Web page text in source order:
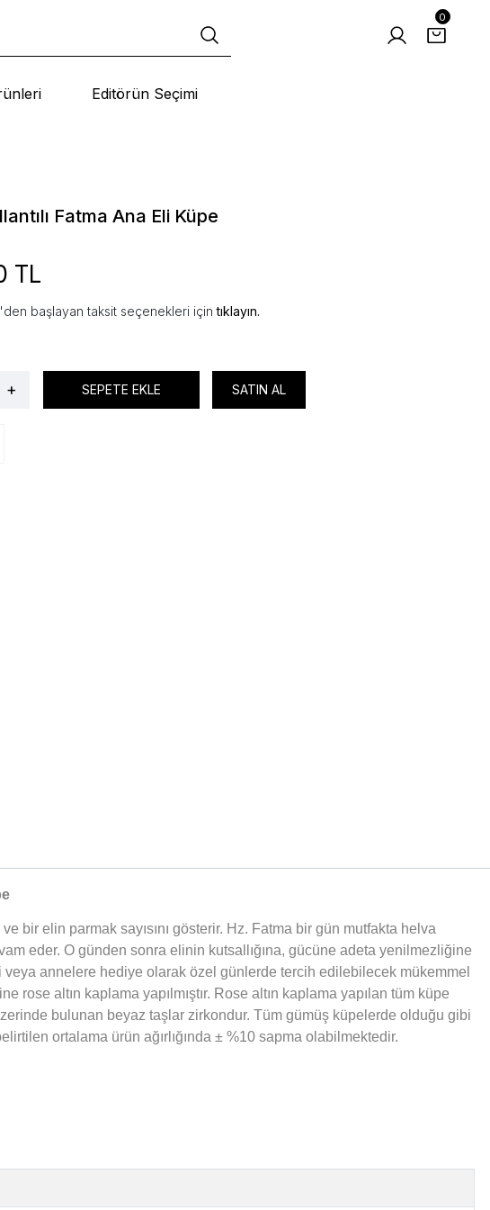
0
Editörün Seçimi
Fatma Ana Eli Küpe
TL
'den başlayan taksit seçenekleri içintıklayın.
+ SEPETE EKLE SATIN AL
bir elin parmak sayısını gösterir. Hz. Fatma bir gün mutfakta helva
eder. O günden sonra elinin kutsallığına, gücüne adeta yenilmezliğine
annelere hediye olarak özel günlerde tercih edilebilecek mükemmel
altın kaplama yapılmıştır. Rose altın kaplama yapılan tüm küpe
bulunan beyaz taşlar zirkondur. Tüm gümüş küpelerde olduğu gibi
ortalama ürün ağırlığında ± %10 sapma olabilmektedir.